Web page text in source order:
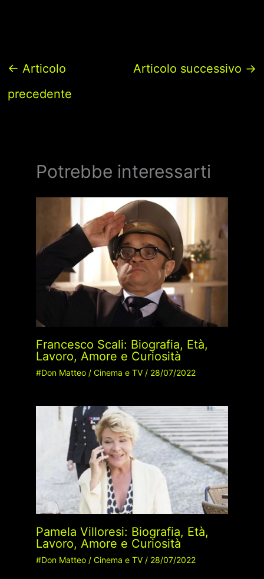
← Articolo
precedente
Articolo successivo →
Potrebbe interessarti
Francesco Scali: Biografia, Età,
Lavoro, Amore e Curiosità
#Don Matteo/ Cinema e TV/ 28/07/2022
Pamela Villoresi: Biografia, Età,
Lavoro, Amore e Curiosità
#Don Matteo/ Cinema e TV/ 28/07/2022